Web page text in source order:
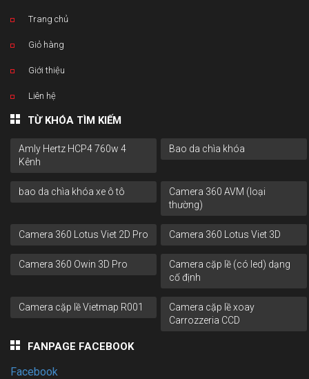
Trang chủ
Giỏ hàng
Giới thiệu
Liên hệ
TỪ KHÓA TÌM KIẾM
Amly Hertz HCP4 760w 4
Kênh
Bao da chìa khóa
bao da chìa khóa xe ô tô
Camera 360 AVM (loại
thường)
Camera 360 Lotus Viet 2D Pro Camera 360 Lotus Viet 3D
Camera 360 Owin 3D Pro
Camera cặp lề (có led) dạng
cố định
Camera cặp lề Vietmap R001
Camera cặp lề xoay
Carrozzeria CCD
FANPAGE FACEBOOK
Facebook